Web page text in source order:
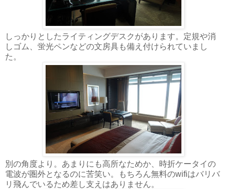
しっかりとしたライティングデスクがあります。定規や消
しゴム、蛍光ペンなどの文房具も備え付けられていまし
た。
別の角度より。あまりにも高所なためか、時折ケータイの
電波が圏外となるのに苦笑い。もちろん無料のwifiはバリバ
リ飛んでいるため差し支えはありません。